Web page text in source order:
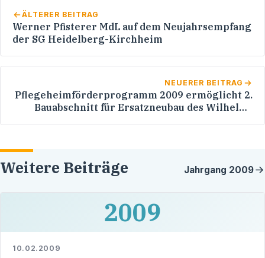
ÄLTERER BEITRAG
Werner Pfisterer MdL auf dem Neujahrsempfang
der SG Heidelberg-Kirchheim
NEUERER BEITRAG
Pflegeheimförderprogramm 2009 ermöglicht 2.
Bauabschnitt für Ersatzneubau des Wilhelm-
Weitere Beiträge Jahrgang 2009
2009
10.02.2009